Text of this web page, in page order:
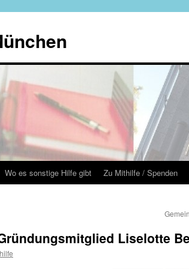
Wo es sonstige Hilfe gibt Zu Mithilfe / Spenden
Liselotte